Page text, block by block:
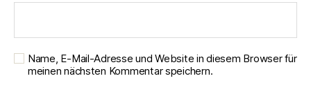
Name, E-Mail-Adresse und Website in diesem Browser für
meinen nächsten Kommentar speichern.